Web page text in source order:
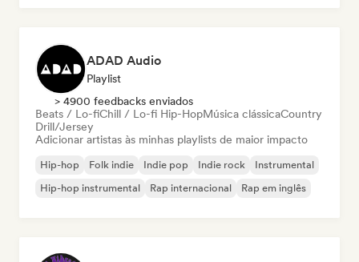
ADAD Audio
Playlist
> 4900 feedbacks enviados
Beats / Lo-fiChill / Lo-fi Hip-HopMúsica clássicaCountry
Drill/Jersey
Adicionar artistas às minhas playlists de maior impacto
Hip-hop Folk indie Indie pop Indie rock
Instrumental
Hip-hop instrumental
Rap internacional Rap em inglês